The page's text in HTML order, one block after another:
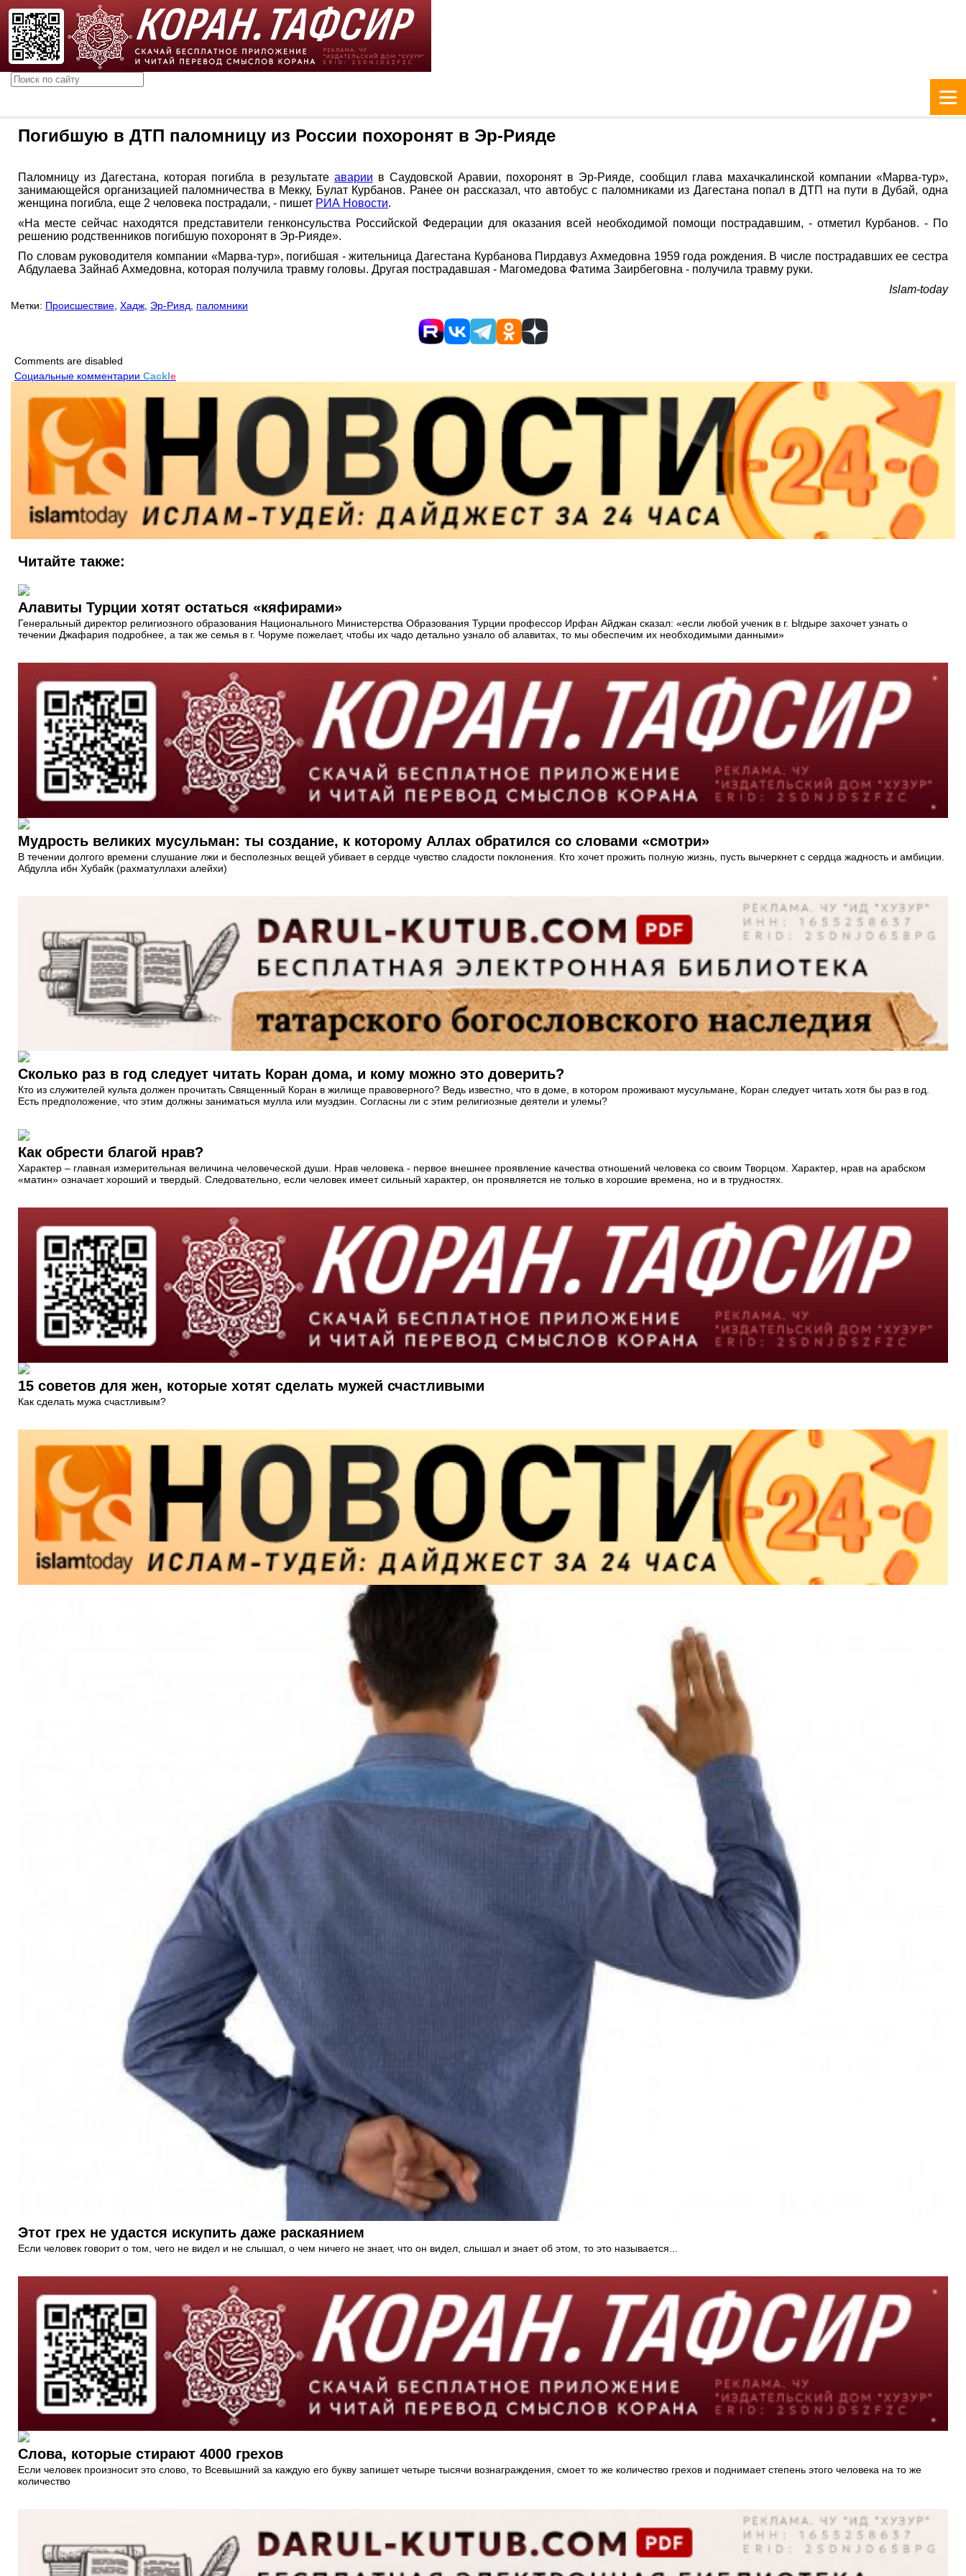
Погибшую в ДТП паломницу из России похоронят в Эр-Рияде
Паломницу из Дагестана, которая погибла в результате аварии в Саудовской Аравии, похоронят в Эр-Рияде, сообщил глава махачкалинской компании «Марва-тур»,
занимающейся организацией паломничества в Мекку, Булат Курбанов. Ранее он рассказал, что автобус с паломниками из Дагестана попал в ДТП на пути в Дубай, одна
женщина погибла, еще 2 человека пострадали, - пишет РИА Новости.
«На месте сейчас находятся представители генконсульства Российской Федерации для оказания всей необходимой помощи пострадавшим, - отметил Курбанов. - По
решению родственников погибшую похоронят в Эр-Рияде».
По словам руководителя компании «Марва-тур», погибшая - жительница Дагестана Курбанова Пирдавуз Ахмедовна 1959 года рождения. В числе пострадавших ее сестра
Абдулаева Зайнаб Ахмедовна, которая получила травму головы. Другая пострадавшая - Магомедова Фатима Заирбеговна - получила травму руки.
Islam-today
Метки: Происшествие Хадж Эр-Рияд паломники
Comments are disabled
Социальные комментарии Cackle
Читайте также:
Алавиты Турции хотят остаться «кяфирами»
Генеральный директор религиозного образования Национального Министерства Образования Турции профессор Ирфан Айджан сказал: «если любой ученик в г. Ыгдыре захочет узнать о
течении Джафария подробнее, а так же семья в г. Чоруме пожелает, чтобы их чадо детально узнало об алавитах, то мы обеспечим их необходимыми данными»
Мудрость великих мусульман: ты создание, к которому Аллах обратился со словами «смотри»
В течении долгого времени слушание лжи и бесполезных вещей убивает в сердце чувство сладости поклонения. Кто хочет прожить полную жизнь, пусть вычеркнет с сердца жадность и амбиции.
Абдулла ибн Хубайк (рахматуллахи алейхи)
Сколько раз в год следует читать Коран дома, и кому можно это доверить?
Кто из служителей культа должен прочитать Священный Коран в жилище правоверного? Ведь известно, что в доме, в котором проживают мусульмане, Коран следует читать хотя бы раз в год.
Есть предположение, что этим должны заниматься мулла или муэдзин. Согласны ли с этим религиозные деятели и улемы?
Как обрести благой нрав?
Характер – главная измерительная величина человеческой души. Нрав человека - первое внешнее проявление качества отношений человека со своим Творцом. Характер, нрав на арабском
«матин» означает хороший и твердый. Следовательно, если человек имеет сильный характер, он проявляется не только в хорошие времена, но и в трудностях.
15 советов для жен, которые хотят сделать мужей счастливыми
Как сделать мужа счастливым?
Этот грех не удастся искупить даже раскаянием
Если человек говорит о том, чего не видел и не слышал, о чем ничего не знает, что он видел, слышал и знает об этом, то это называется...
Слова, которые стирают 4000 грехов
Если человек произносит это слово, то Всевышний за каждую его букву запишет четыре тысячи вознаграждения, смоет то же количество грехов и поднимает степень этого человека на то же
количество